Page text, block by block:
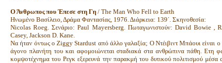
Ο Άνθρωπος που Έπεσε στη Γη / The Man Who Fell to Earth
Ηνωμένο Βασίλειο, Δράμα Φαντασίας, 1976. Διάρκεια: 139΄. Σκηνοθεσία:
Nicolas Roeg. Σενάριο: Paul Mayersberg. Πωταγωνιστούν: David Bowie ,
Casey, Jackson D. Kane.
Να ήταν όντως ο Ziggy Stardust από άλλο γαλαξία; Ο Ντέιβιντ Μπάουι είναι ο
άγονο πλανήτη του και αφομοιώνεται σταδιακά στα ανθρώπινα πάθη. Ετη
κομψοτέχνημα του Ρεγκ εξερευνά την παρακμή του δυτικού πολιτισμού μέσα